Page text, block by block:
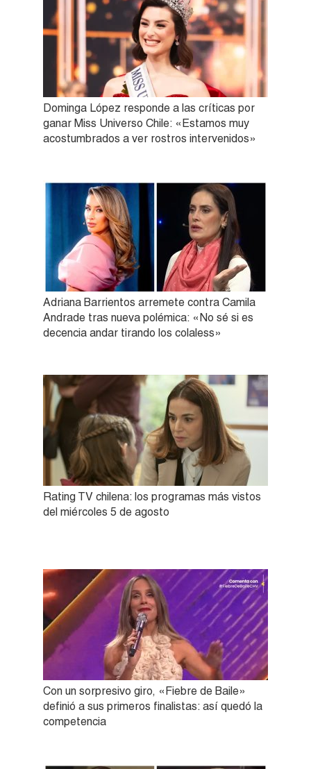
Dominga López responde a las críticas por
ganar Miss Universo Chile: «Estamos muy
acostumbrados a ver rostros intervenidos»
Adriana Barrientos arremete contra Camila
Andrade tras nueva polémica: «No sé si es
decencia andar tirando los colaless»
Rating TV chilena: los programas más vistos
del miércoles 5 de agosto
Con un sorpresivo giro, «Fiebre de Baile»
definió a sus primeros finalistas: así quedó la
competencia